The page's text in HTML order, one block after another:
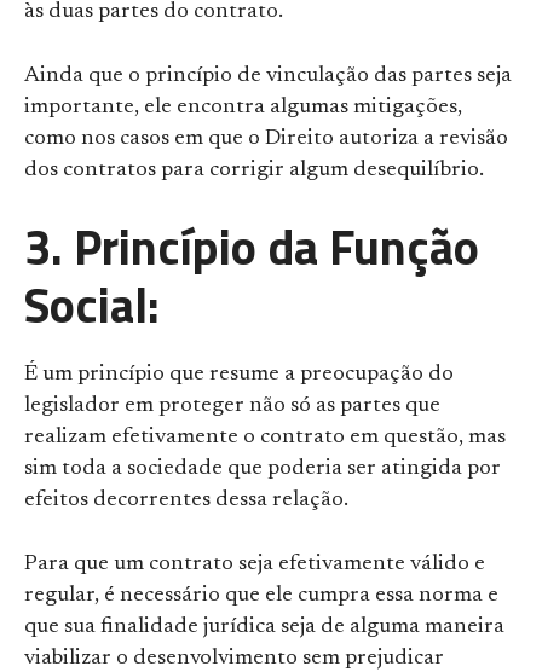
às duas partes do contrato.
Ainda que o princípio de vinculação das partes seja
importante, ele encontra algumas mitigações,
como nos casos em que o Direito autoriza a revisão
dos contratos para corrigir algum desequilíbrio.
3. Princípio da Função
Social:
É um princípio que resume a preocupação do
legislador em proteger não só as partes que
realizam efetivamente o contrato em questão, mas
sim toda a sociedade que poderia ser atingida por
efeitos decorrentes dessa relação.
Para que um contrato seja efetivamente válido e
regular, é necessário que ele cumpra essa norma e
que sua finalidade jurídica seja de alguma maneira
viabilizar o desenvolvimento sem prejudicar